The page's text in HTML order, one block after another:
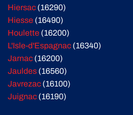
Hiersac (16290)
Hiesse (16490)
Houlette (16200)
L'Isle-d'Espagnac (16340)
Jarnac (16200)
Jauldes (16560)
Javrezac (16100)
Juignac (16190)